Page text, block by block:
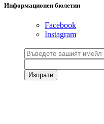
Информационен бюлетин
Facebook
Instagram